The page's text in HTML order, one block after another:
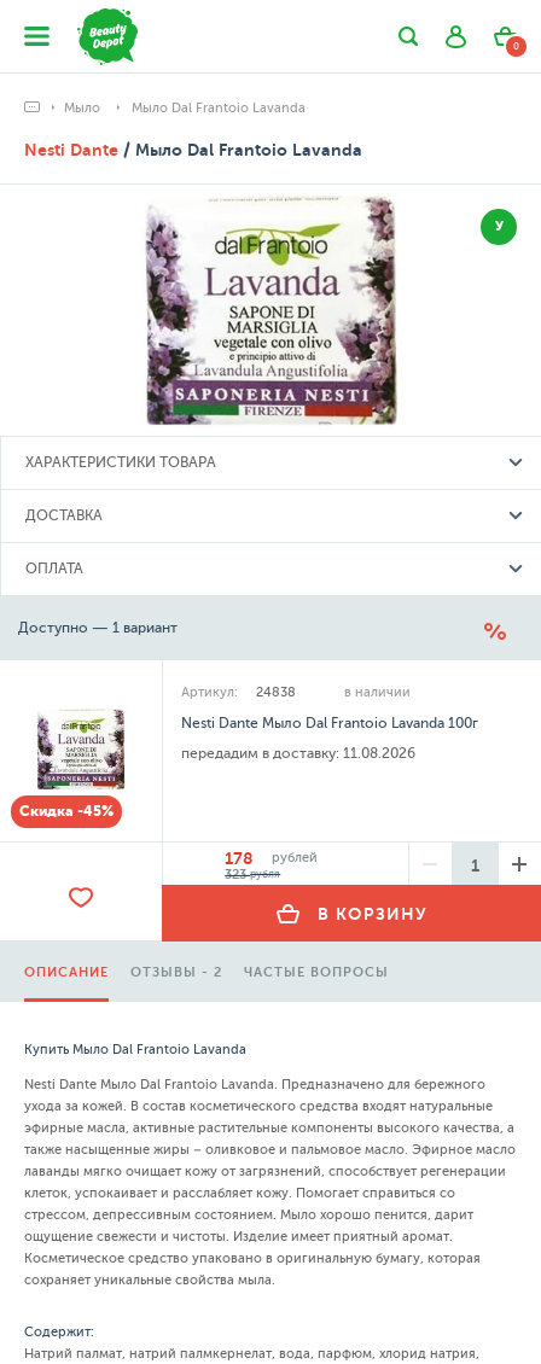
0
Мыло Мыло Dal Frantoio Lavanda
Nesti Dante / Мыло Dal Frantoio Lavanda
У
ХАРАКТЕРИСТИКИ ТОВАРА
ДОСТАВКА
ОПЛАТА
Доступно — 1 вариант
Скидка -45%
Артикул: 24838 в наличии
Nesti Dante Мыло Dal Frantoio Lavanda 100г
передадим в доставку: 11.08.2026
178
рублей
323рубля
В КОРЗИНУ
ОПИСАНИЕ ОТЗЫВЫ - 2 ЧАСТЫЕ ВОПРОСЫ
Купить Мыло Dal Frantoio Lavanda
Nesti Dante Мыло Dal Frantoio Lavanda. Предназначено для бережного
ухода за кожей. В состав косметического средства входят натуральные
эфирные масла, активные растительные компоненты высокого качества, а
также насыщенные жиры – оливковое и пальмовое масло. Эфирное масло
лаванды мягко очищает кожу от загрязнений, способствует регенерации
клеток, успокаивает и расслабляет кожу. Помогает справиться со
стрессом, депрессивным состоянием. Мыло хорошо пенится, дарит
ощущение свежести и чистоты. Изделие имеет приятный аромат.
Косметическое средство упаковано в оригинальную бумагу, которая
сохраняет уникальные свойства мыла.
Содержит:
Натрий палмат, натрий палмкернелат, вода, парфюм, хлорид натрия,